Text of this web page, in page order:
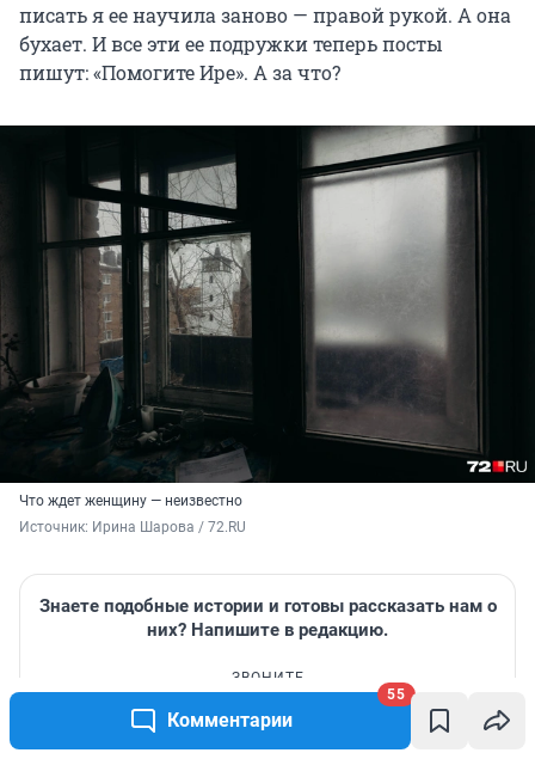
Комментарии
55
писать я ее научила заново — правой рукой. А она
бухает. И все эти ее подружки теперь посты
пишут: «Помогите Ире». А за что?
Что ждет женщину — неизвестно
Источник: Ирина Шарова / 72.RU
Знаете подобные истории и готовы рассказать нам о
них? Напишите в редакцию.
ЗВОНИТЕ
+7 (932) 471-72-72